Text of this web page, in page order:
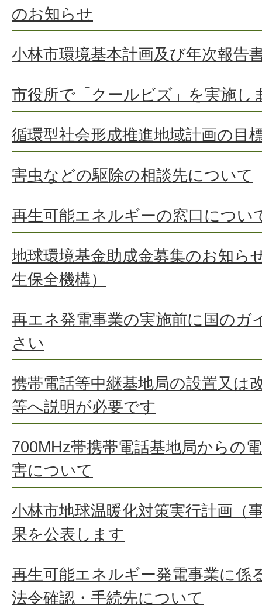
のお知らせ
小林市環境基本計画及び年次報告
市役所で「クールビズ」を実施し
循環型社会形成推進地域計画の目
害虫などの駆除の相談先について
再生可能エネルギーの窓口につい
地球環境基金助成金募集のお知ら
生保全機構）
再エネ発電事業の実施前に国のガ
さい
携帯電話等中継基地局の設置又は
等へ説明が必要です
700MHz帯携帯電話基地局からの
害について
小林市地球温暖化対策実行計画（
果を公表します
再生可能エネルギー発電事業に係
法令確認・手続先について